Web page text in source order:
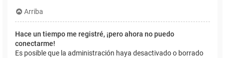
Arriba
Hace un tiempo me registré, ¡pero ahora no puedo
conectarme!
Es posible que la administración haya desactivado o borrado